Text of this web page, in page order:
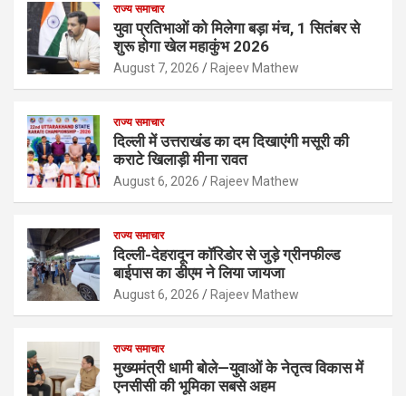
राज्य समाचार
युवा प्रतिभाओं को मिलेगा बड़ा मंच, 1 सितंबर से
शुरू होगा खेल महाकुंभ 2026
August 7, 2026 Rajeev Mathew
राज्य समाचार
दिल्ली में उत्तराखंड का दम दिखाएंगी मसूरी की
कराटे खिलाड़ी मीना रावत
August 6, 2026 Rajeev Mathew
राज्य समाचार
दिल्ली-देहरादून कॉरिडोर से जुड़े ग्रीनफील्ड
बाईपास का डीएम ने लिया जायजा
August 6, 2026 Rajeev Mathew
राज्य समाचार
मुख्यमंत्री धामी बोले—युवाओं के नेतृत्व विकास में
एनसीसी की भूमिका सबसे अहम